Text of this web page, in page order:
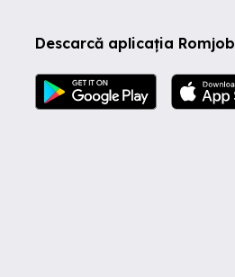
Descarcă aplicația Romjob